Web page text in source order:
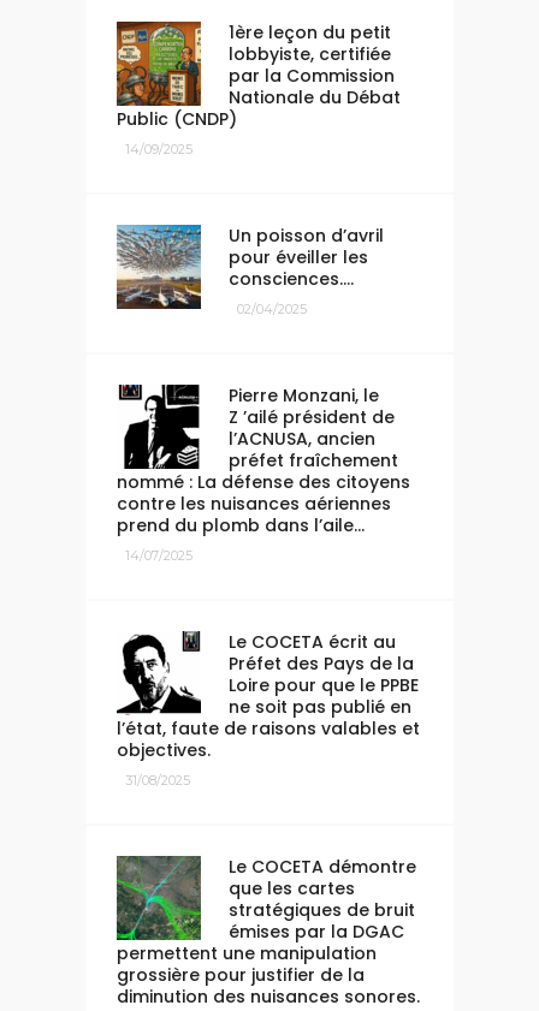
1ère leçon du petit
lobbyiste, certifiée
par la Commission
Nationale du Débat
Public (CNDP)
14/09/2025
Un poisson d’avril
pour éveiller les
consciences….
02/04/2025
Pierre Monzani, le
Z ’ailé président de
l’ACNUSA, ancien
préfet fraîchement
nommé : La défense des citoyens
contre les nuisances aériennes
prend du plomb dans l’aile…
14/07/2025
Le COCETA écrit au
Préfet des Pays de la
Loire pour que le PPBE
ne soit pas publié en
l’état, faute de raisons valables et
objectives.
31/08/2025
Le COCETA démontre
que les cartes
stratégiques de bruit
émises par la DGAC
permettent une manipulation
grossière pour justifier de la
diminution des nuisances sonores.